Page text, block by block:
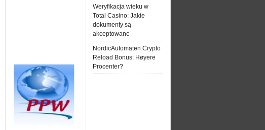
Weryfikacja wieku w
Total Casino: Jakie
dokumenty są
akceptowane
NordicAutomaten Crypto
Reload Bonus: Høyere
Procenter?